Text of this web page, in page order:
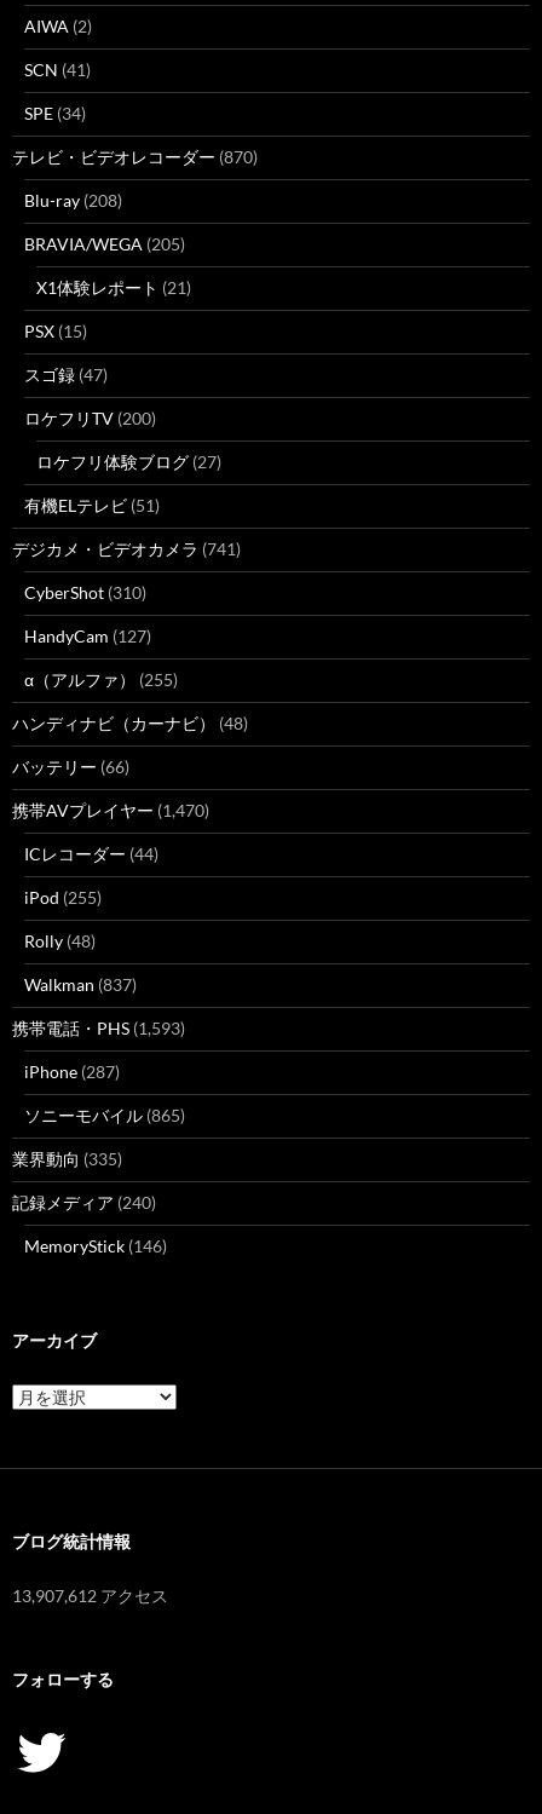
AIWA (2)
SCN (41)
SPE (34)
テレビ・ビデオレコーダー (870)
Blu-ray (208)
BRAVIA/WEGA (205)
X1体験レポート (21)
PSX (15)
スゴ録 (47)
ロケフリTV (200)
ロケフリ体験ブログ (27)
有機ELテレビ (51)
デジカメ・ビデオカメラ (741)
CyberShot (310)
HandyCam (127)
α（アルファ） (255)
ハンディナビ（カーナビ） (48)
バッテリー (66)
携帯AVプレイヤー (1,470)
ICレコーダー (44)
iPod (255)
Rolly (48)
Walkman (837)
携帯電話・PHS (1,593)
iPhone (287)
ソニーモバイル (865)
業界動向 (335)
記録メディア (240)
MemoryStick (146)
アーカイブ
ア
ー
ブログ統計情報
13,907,612 アクセス
フォローする
Twitter